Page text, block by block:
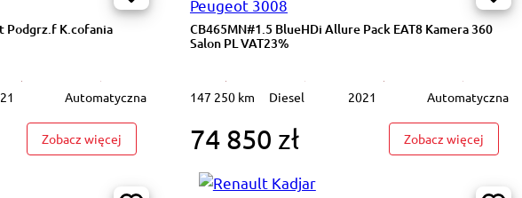
Podgrz.f K.cofania
Automatyczna
Zobacz więcej: GD135XV#430i xDrive M Sport Podgrz.f K.cofania Salon PL VAT 23%
Peugeot 3008
CB465MN#1.5 BlueHDi Allure Pack EAT8 Kamera 360
Salon PL VAT23%
147 250 km Diesel 2021 Automatyczna
74 850 zł Zobacz więcej :